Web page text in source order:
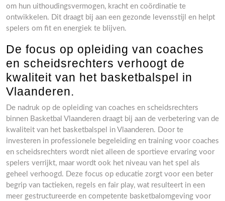
om hun uithoudingsvermogen, kracht en coördinatie te
ontwikkelen. Dit draagt bij aan een gezonde levensstijl en helpt
spelers om fit en energiek te blijven.
De focus op opleiding van coaches
en scheidsrechters verhoogt de
kwaliteit van het basketbalspel in
Vlaanderen.
De nadruk op de opleiding van coaches en scheidsrechters
binnen Basketbal Vlaanderen draagt bij aan de verbetering van de
kwaliteit van het basketbalspel in Vlaanderen. Door te
investeren in professionele begeleiding en training voor coaches
en scheidsrechters wordt niet alleen de sportieve ervaring voor
spelers verrijkt, maar wordt ook het niveau van het spel als
geheel verhoogd. Deze focus op educatie zorgt voor een beter
begrip van tactieken, regels en fair play, wat resulteert in een
meer gestructureerde en competente basketbalomgeving voor